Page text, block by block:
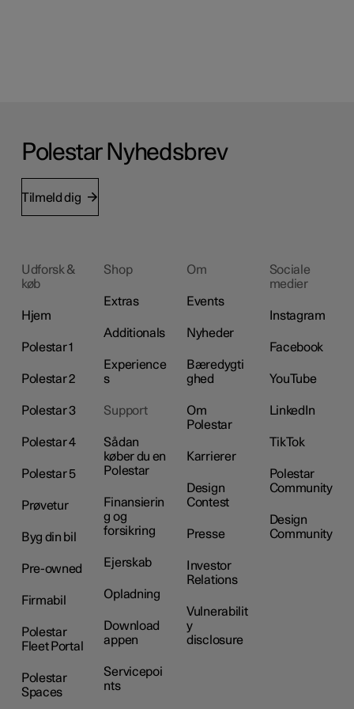
Polestar Nyhedsbrev
Tilmeld dig
Udforsk &
køb
Hjem
Polestar 1
Polestar 2
Polestar 3
Polestar 4
Polestar 5
Prøvetur
Byg din bil
Pre-owned
Firmabil
Polestar
Fleet Portal
Polestar
Spaces
Shop
Extras
Additionals
Experience
s
Support
Sådan
køber du en
Polestar
Finansierin
g og
forsikring
Ejerskab
Opladning
Download
appen
Servicepoi
nts
Om
Events
Nyheder
Bæredygti
ghed
Om
Polestar
Karrierer
Design
Contest
Presse
Investor
Relations
Vulnerabilit
y
disclosure
Sociale
medier
Instagram
Facebook
YouTube
LinkedIn
TikTok
Polestar
Community
Design
Community